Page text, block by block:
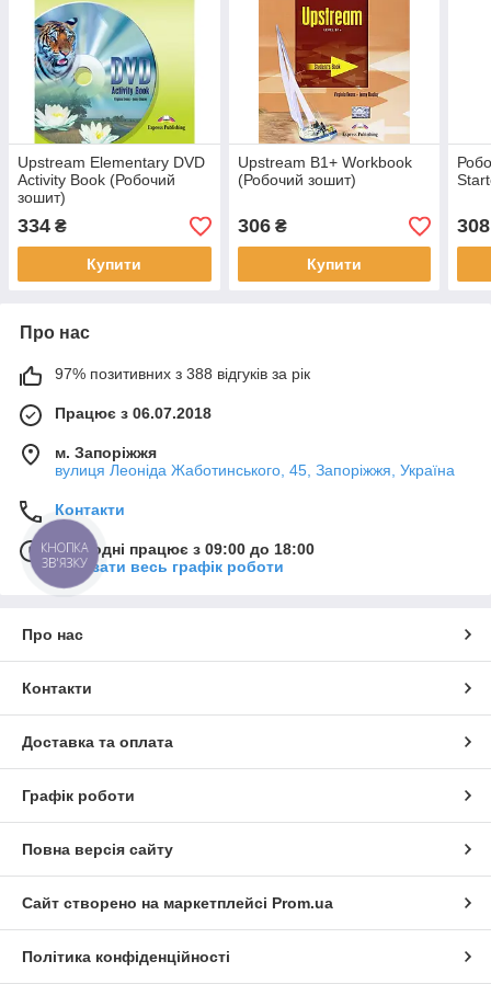
Upstream Elementary DVD
Activity Book (Робочий
зошит)
334 ₴
Купити
Upstream B1+ Workbook
(Робочий зошит)
306₴
Купити
308
Про нас
97% позитивних з 388 відгуків за рік
Працює з 06.07.2018
м. Запоріжжя
вулиця Леоніда Жаботинського, 45, Запоріжжя, Україна
Контакти
Сьогодні працює з 09:00 до 18:00
Показати весь графік роботи
Про нас
Контакти
Доставка та оплата
Графік роботи
Повна версія сайту
Сайт створено на маркетплейсі Prom.ua
Політика конфіденційності
КНОПКА
ЗВ'ЯЗКУ